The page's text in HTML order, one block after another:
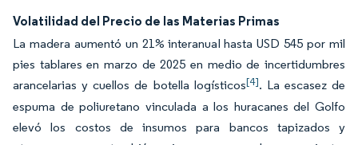
Volatilidad del Precio de las Materias Primas
La madera aumentó un 21% interanual hasta USD 545 por mil
pies tablares en marzo de 2025 en medio de incertidumbres
arancelarias y cuellos de botella logísticos[4]. La escasez de
espuma de poliuretano vinculada a los huracanes del Golfo
elevó los costos de insumos para bancos tapizados y